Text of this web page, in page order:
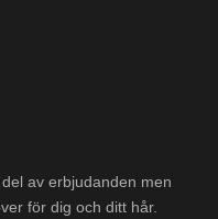
av erbjudanden men
för dig och ditt hår.